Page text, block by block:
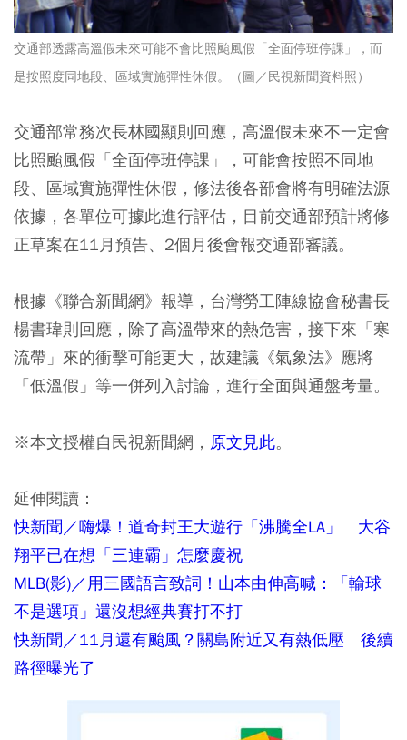
交通部透露高溫假未來可能不會比照颱風假「全面停班停課」，而
是按照度同地段、區域實施彈性休假。（圖／民視新聞資料照）
交通部常務次長林國顯則回應，高溫假未來不一定會
比照颱風假「全面停班停課」，可能會按照不同地
段、區域實施彈性休假，修法後各部會將有明確法源
依據，各單位可據此進行評估，目前交通部預計將修
正草案在11月預告、2個月後會報交通部審議。
根據《聯合新聞網》報導，台灣勞工陣線協會秘書長
楊書瑋則回應，除了高溫帶來的熱危害，接下來「寒
流帶」來的衝擊可能更大，故建議《氣象法》應將
「低溫假」等一併列入討論，進行全面與通盤考量。
※本文授權自民視新聞網， 原文見此。
延伸閱讀：
快新聞／嗨爆！道奇封王大遊行「沸騰全LA」 大谷
翔平已在想「三連霸」怎麼慶祝
MLB(影)／用三國語言致詞！山本由伸高喊：「輸球
不是選項」還沒想經典賽打不打
快新聞／11月還有颱風？關島附近又有熱低壓 後續
路徑曝光了